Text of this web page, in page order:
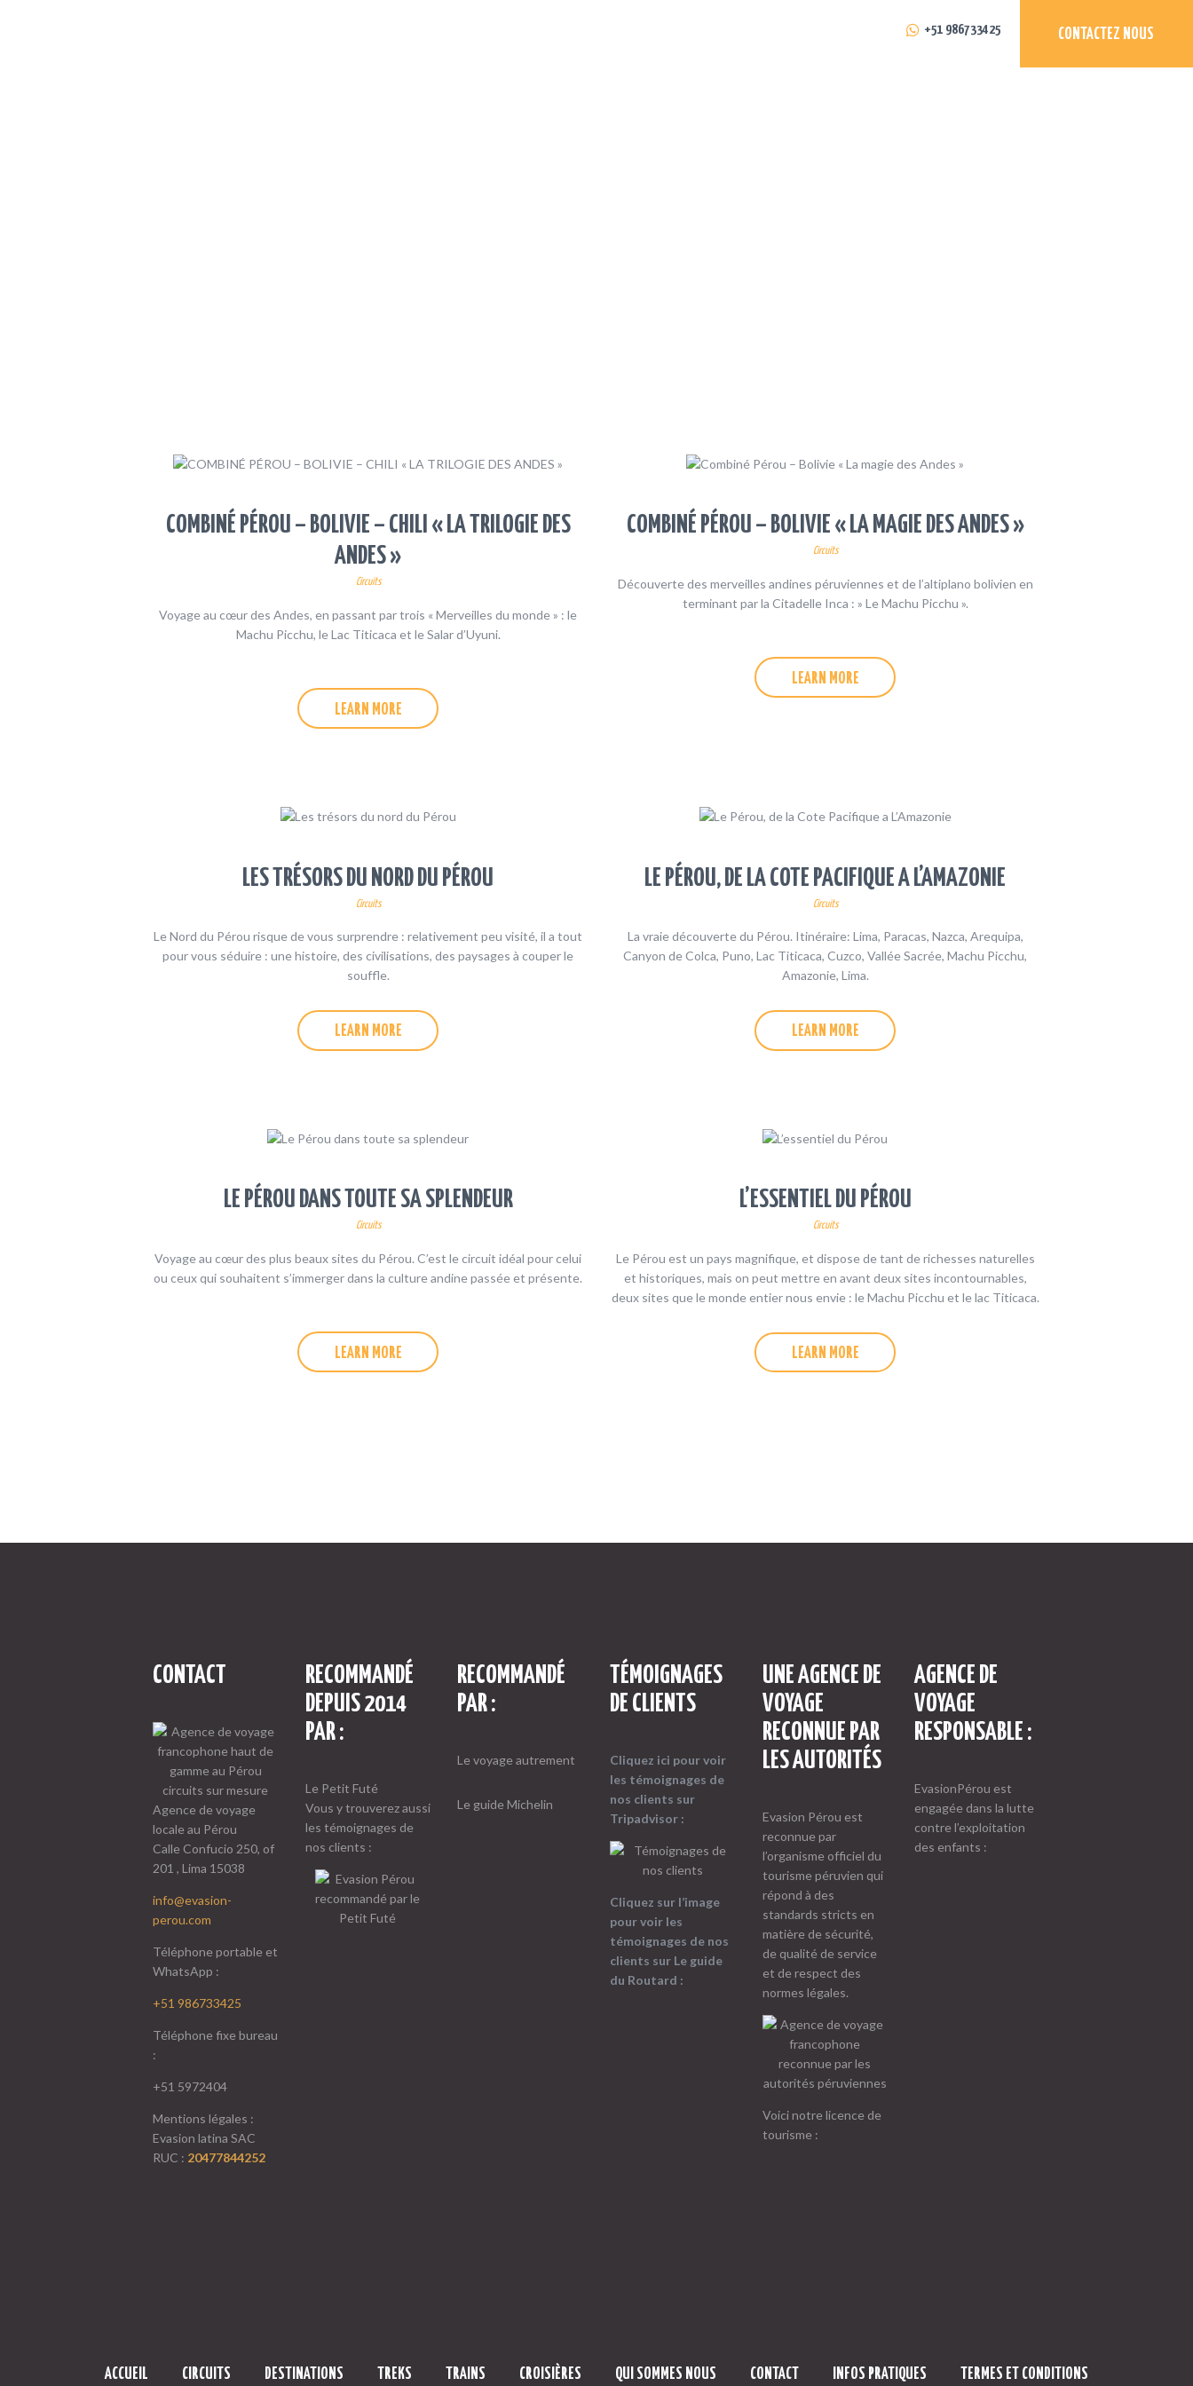
CONTACTEZ NOUS
+51 986733425
TERMES ET
COMBINÉ PÉROU – BOLIVIE – CHILI « LA TRILOGIE DES
ANDES »
Circuits
Voyage au cœur des Andes, en passant par trois « Merveilles du monde » : le
Machu Picchu, le Lac Titicaca et le Salar d’Uyuni.
LEARN MORE
COMBINÉ PÉROU – BOLIVIE « LA MAGIE DES ANDES »
Circuits
Découverte des merveilles andines péruviennes et de l’altiplano bolivien en
terminant par la Citadelle Inca : » Le Machu Picchu ».
LEARN MORE
LES TRÉSORS DU NORD DU PÉROU
Circuits
Le Nord du Pérou risque de vous surprendre : relativement peu visité, il a tout
pour vous séduire : une histoire, des civilisations, des paysages à couper le
souffle.
LEARN MORE
LE PÉROU, DE LA COTE PACIFIQUE A L’AMAZONIE
Circuits
La vraie découverte du Pérou. Itinéraire: Lima, Paracas, Nazca, Arequipa,
Canyon de Colca, Puno, Lac Titicaca, Cuzco, Vallée Sacrée, Machu Picchu,
Amazonie, Lima.
LEARN MORE
LE PÉROU DANS TOUTE SA SPLENDEUR
Circuits
Voyage au cœur des plus beaux sites du Pérou. C’est le circuit idéal pour celui
ou ceux qui souhaitent s’immerger dans la culture andine passée et présente.
LEARN MORE
L’ESSENTIEL DU PÉROU
Circuits
Le Pérou est un pays magnifique, et dispose de tant de richesses naturelles
et historiques, mais on peut mettre en avant deux sites incontournables,
deux sites que le monde entier nous envie : le Machu Picchu et le lac Titicaca.
LEARN MORE
CONTACT
Agence de voyage
locale au Pérou
Calle Confucio 250, of
201 , Lima 15038
info@evasion-
perou.com
Téléphone portable et
WhatsApp :
+51 986733425
Téléphone fixe bureau
:
+51 5972404
Mentions légales :
Evasion latina SAC
RUC : 20477844252
RECOMMANDÉ
DEPUIS 2014
PAR :
Le Petit Futé
Vous y trouverez aussi
les témoignages de
nos clients :
RECOMMANDÉ
PAR :
Le voyage autrement
Le guide Michelin
TÉMOIGNAGES
DE CLIENTS
Cliquez ici pour voir
les témoignages de
nos clients sur
Tripadvisor :
Cliquez sur l’image
pour voir les
témoignages de nos
clients sur Le guide
du Routard :
UNE AGENCE DE
VOYAGE
RECONNUE PAR
LES AUTORITÉS
Evasion Pérou est
reconnue par
l’organisme officiel du
tourisme péruvien qui
répond à des
standards stricts en
matière de sécurité,
de qualité de service
et de respect des
normes légales.
Voici notre licence de
tourisme :
AGENCE DE
VOYAGE
RESPONSABLE :
EvasionPérou est
engagée dans la lutte
contre l’exploitation
des enfants :
ACCUEIL CIRCUITS DESTINATIONS TREKS TRAINS CROISIÈRES QUI SOMMES NOUS CONTACT INFOS PRATIQUES TERMES ET CONDITIONS